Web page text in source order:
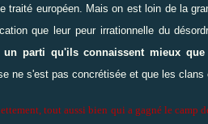
traité européen. Mais on est loin de la
que leur peur irrationnelle du
un parti qu'ils connaissent mieux que
ne s'est pas concrétisée et que les
tout aussi bien qui a gagné le camp